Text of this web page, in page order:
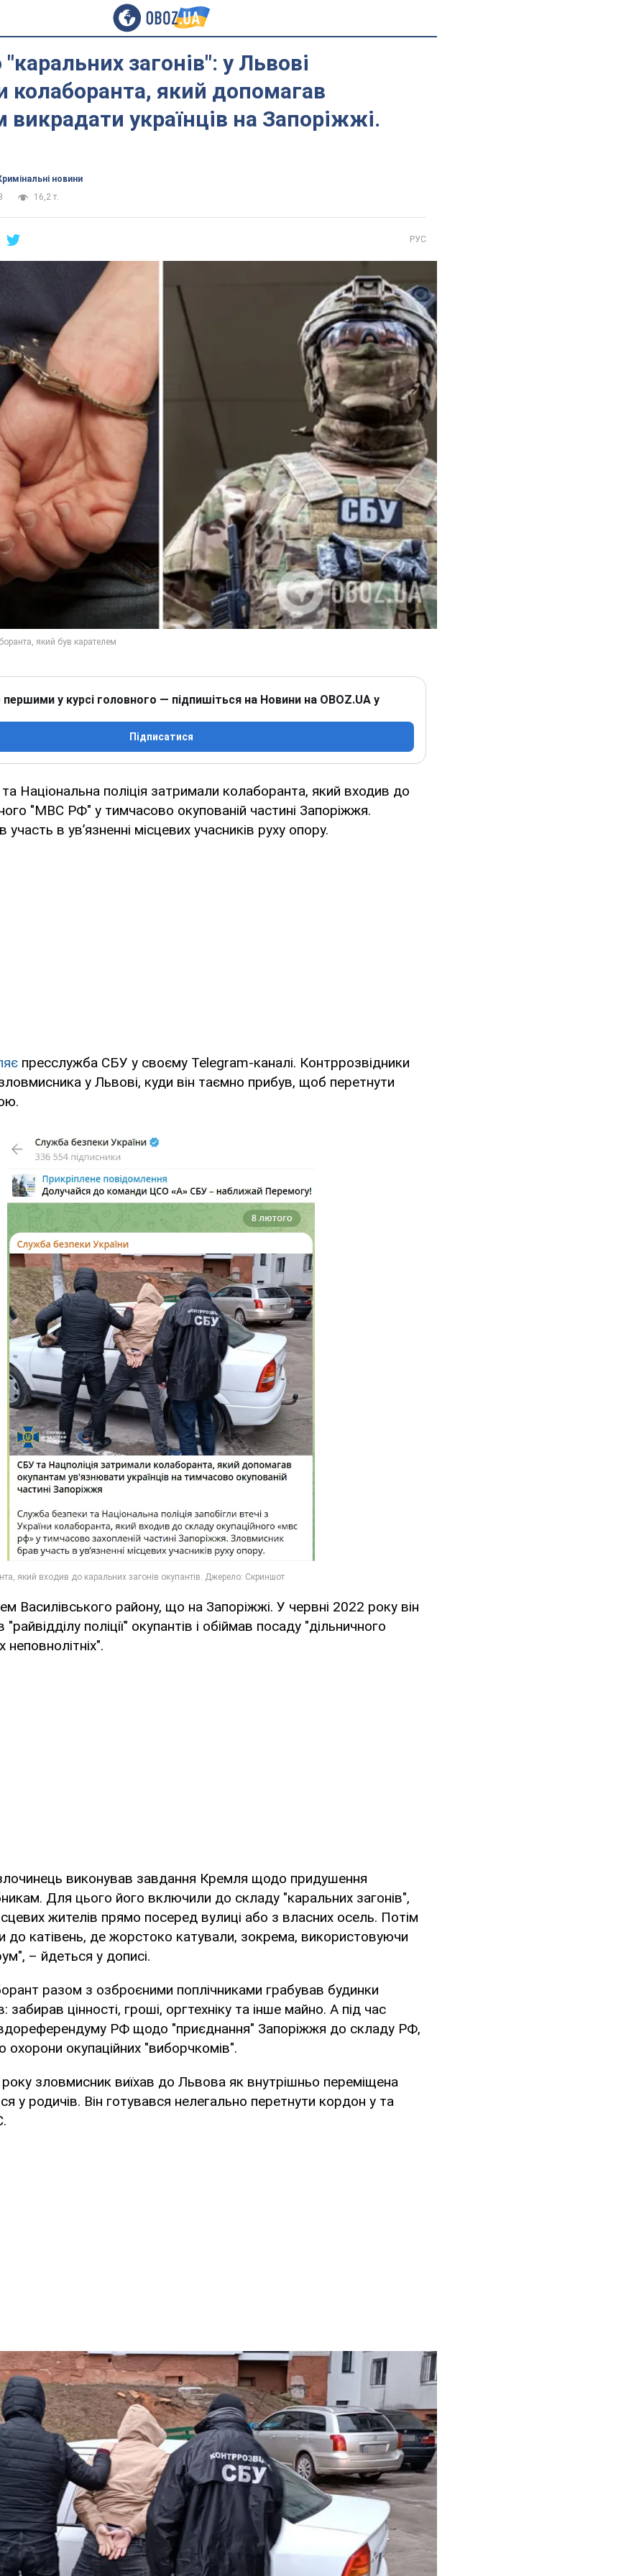
загонів": у Львові
колаборанта, який допомагав
викрадати українців на Запоріжжі.
новини
16,2 т.
РУС
першими у курсі головного — підпишіться на Новини на OBOZ.UA у
Підписатися
Національна поліція затримали колаборанта, який входив до
"МВС РФ" у тимчасово окупованій частині Запоріжжя.
в ув’язненні місцевих учасників руху опору.
пресслужба СБУ у своєму Telegram-каналі. Контррозвідники
у Львові, куди він таємно прибув, щоб перетнути
Василівського району, що на Запоріжжі. У червні 2022 року він
поліції" окупантів і обіймав посаду "дільничного
неповнолітніх".
виконував завдання Кремля щодо придушення
Для цього його включили до складу "каральних загонів",
жителів прямо посеред вулиці або з власних осель. Потім
до катівень, де жорстоко катували, зокрема, використовуючи
– йдеться у дописі.
разом з озброєними поплічниками грабував будинки
забирав цінності, гроші, оргтехніку та інше майно. А під час
РФ щодо "приєднання" Запоріжжя до складу РФ,
охорони окупаційних "виборчкомів".
року зловмисник виїхав до Львова як внутрішньо переміщена
у родичів. Він готувався нелегально перетнути кордон у та